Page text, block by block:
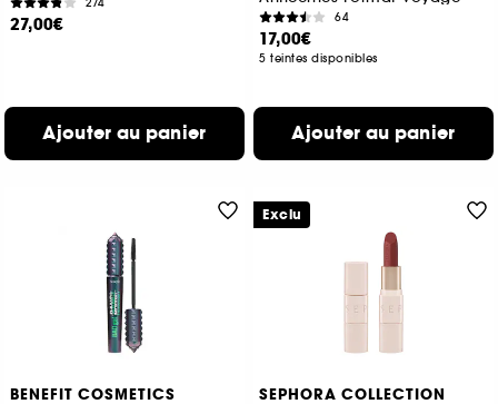
27,00€
Ajouter au panier
64
17,00€
5 teintes disponibles
Ajouter au panier
BENEFIT COSMETICS
SEPHORA COLLECTION
Exclu